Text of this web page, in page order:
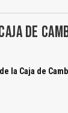
DE
la Caja de